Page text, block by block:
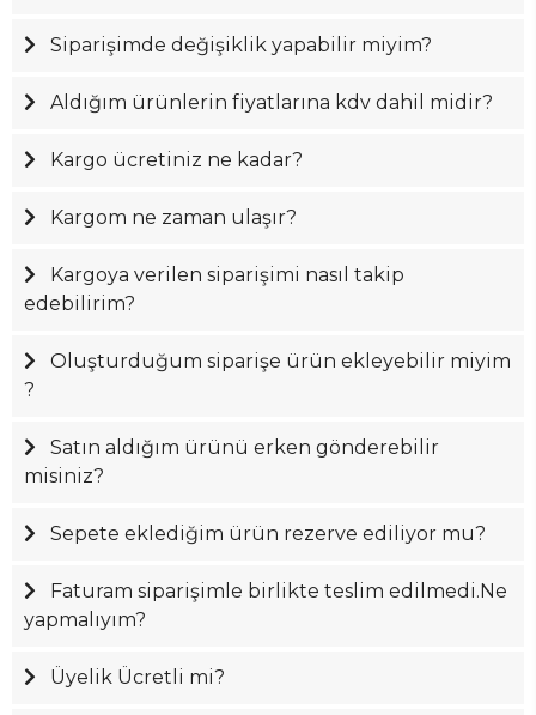
Siparişimde değişiklik yapabilir miyim?
Aldığım ürünlerin fiyatlarına kdv dahil midir?
Kargo ücretiniz ne kadar?
Kargom ne zaman ulaşır?
Kargoya verilen siparişimi nasıl takip
edebilirim?
Oluşturduğum siparişe ürün ekleyebilir miyim
?
Satın aldığım ürünü erken gönderebilir
misiniz?
Sepete eklediğim ürün rezerve ediliyor mu?
Faturam siparişimle birlikte teslim edilmedi.Ne
yapmalıyım?
Üyelik Ücretli mi?